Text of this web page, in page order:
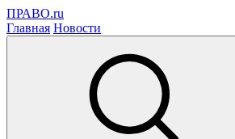
ПРАВО.ru
Главная Новости